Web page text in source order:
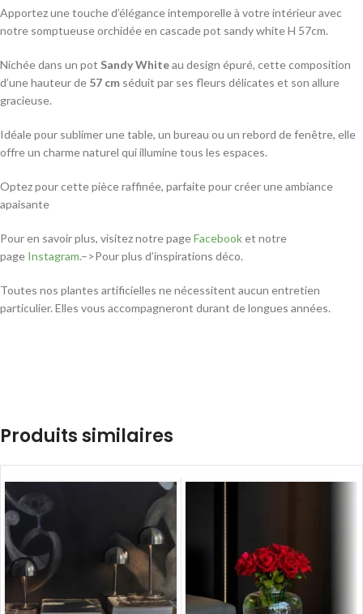
Apportez une touche d’élégance intemporelle à votre intérieur avec
notre somptueuse orchidée en cascade pot sandy white H 57cm.
Nichée dans un pot Sandy Whiteau design épuré, cette composition
d’une hauteur de 57 cm séduit par ses fleurs délicates et son allure
gracieuse.
Idéale pour sublimer une table, un bureau ou un rebord de fenêtre, elle
offre un charme naturel qui illumine tous les espaces.
Optez pour cette pièce raffinée, parfaite pour créer une ambiance
apaisante
Pour en savoir plus, visitez notre pageFacebooket notre
page Instagram.–>Pour plus d’inspirations déco.
Toutes nos plantes artificielles ne nécessitent aucun entretien
particulier. Elles vous accompagneront durant de longues années.
Produits similaires